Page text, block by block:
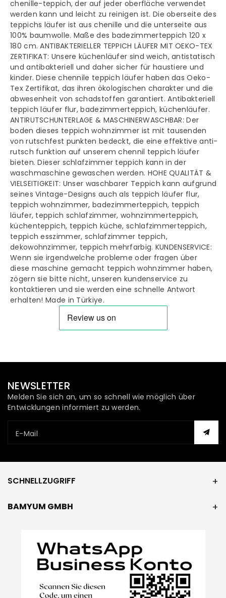
Druck
Maschinell
Hergestellt
Druck
Maschinell
Hergestellt
chenille-teppich, der auf jeder oberfläche verwendet
werden kann und leicht zu reinigen ist. Die oberseite des
teppichs läufer ist aus chenille und die unterseite aus
100% baumwolle. Maße des badezimmerteppich 120 x
180 cm. ANTIBAKTERIELLER TEPPICH LÄUFER MIT OEKO-TEX
ZERTIFIKAT: Unsere küchenläufer sind weich, antistatisch
und antibakteriell und daher sicher für haustiere und
kinder. Diese chennile teppich läufer haben das Oeko-
Tex Zertifikat, das ihren ökologischen charakter und die
abwesenheit von schadstoffen garantiert. Antibakteriell
teppich läufer flur, badezimmerteppich, küchenläufer.
ANTIRUTSCHUNTERLAGE & MASCHINERWASCHBAR: Der
boden dieses teppich wohnzimmer ist mit tausenden
von rutschfest punkten bedeckt, die eine effektive anti-
rutsch funktion auf unserem chennil teppich läufer
bieten. Dieser schlafzimmer teppich kann in der
waschmaschine gewaschen werden. HOHE QUALITÄT &
VIELSEITIGKEIT: Unser waschbarer Teppich kann aufgrund
seines Vintage-Designs auch als teppich läufer flur,
teppich wohnzimmer, badezimmerteppich, teppich
läufer, teppich schlafzimmer, wohnzimmerteppich,
küchenteppich, teppich küche, schlafzimmerteppich,
teppich esszimmer, schlafzimmer teppich,
dekowohnzimmer, teppich mehrfarbig. KUNDENSERVICE:
Wenn sie irgendwelche probleme oder fragen über
diese maschine gemacht teppich wohnzimmer haben,
zögern sie bitte nicht, unseren kundenservice zu
kontaktieren und sie werden eine schnelle Antwort
erhalten! Made in Türkiye.
NEWSLETTER
Melden Sie sich an, um so schnell wie möglich über
Entwicklungen informiert zu werden.
E-Mail
SCHNELLZUGRIFF
BAMYUM GMBH